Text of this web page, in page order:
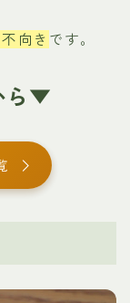
向き です。
ら▼